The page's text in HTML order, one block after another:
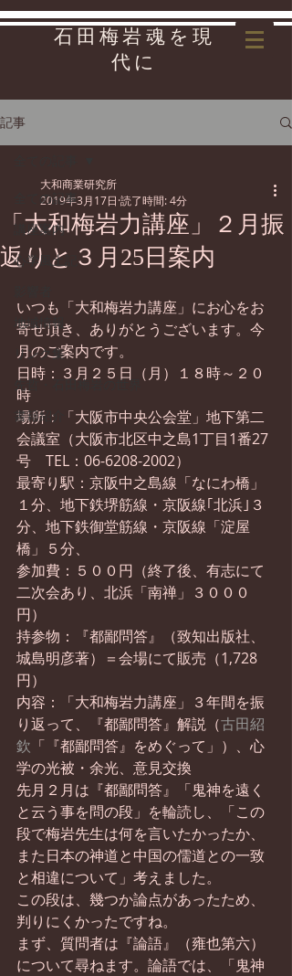
石田梅岩魂を現
代に
記事
全ての記事
講座案内
心学風土記
地域情報
リンク集
先哲・石田梅岩の世界
書籍紹介
「大和梅岩力講座」２月振
返りと３月25日案内
大和商業研究所
2019年3月17日 読了時間: 4分
いつも「大和梅岩力講座」にお心をお
寄せ頂き、ありがとうございます。今
月のご案内です。
日時：３月２５日（月）１８時～２０
時
場所：「大阪市中央公会堂」地下第二
会議室（大阪市北区中之島1丁目1番27
号　TEL：06-6208-2002）
最寄り駅：京阪中之島線「なにわ橋」
１分、地下鉄堺筋線・京阪線｢北浜｣３
分、地下鉄御堂筋線・京阪線「淀屋
橋」５分、
参加費：５００円（終了後、有志にて
二次会あり、北浜「南禅」３０００
円）
持参物：『都鄙問答』（致知出版社、
城島明彦著）＝会場にて販売（1,728
円）
内容：「大和梅岩力講座」３年間を振
り返って、『都鄙問答』解説（古田紹
欽 「『都鄙問答』をめぐって」）、心
学の光被・余光、意見交換
先月２月は『都鄙問答』「鬼神を遠く
と云う事を問の段」を輪読し、「この
段で梅岩先生は何を言いたかったか、
また日本の神道と中国の儒道との一致
と相違について」考えました。
この段は、幾つか論点があったため、
判りにくかったですね。
まず、質問者は『論語』（雍也第六）
について尋ねます。論語では、「鬼神